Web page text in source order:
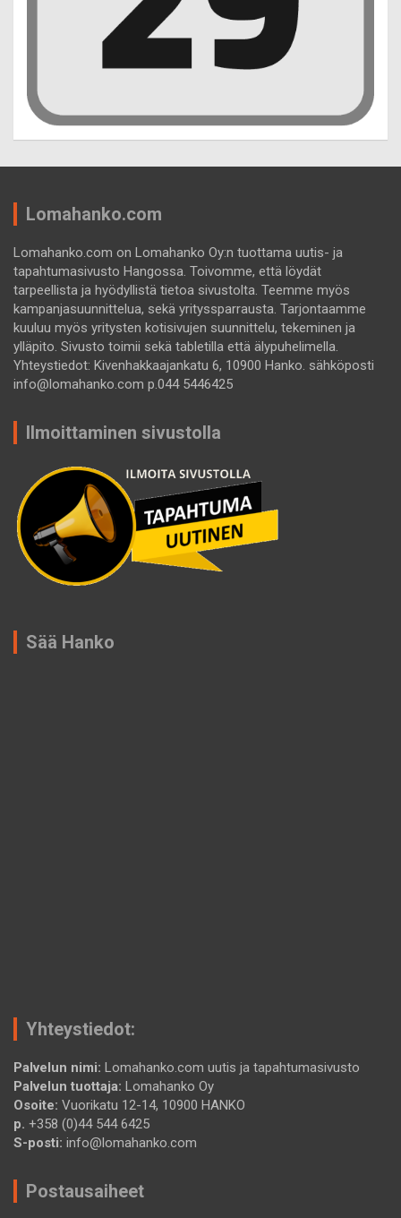
Lomahanko.com
Lomahanko.com on Lomahanko Oy:n tuottama uutis- ja
tapahtumasivusto Hangossa. Toivomme, että löydät
tarpeellista ja hyödyllistä tietoa sivustolta. Teemme myös
kampanjasuunnittelua, sekä yrityssparrausta. Tarjontaamme
kuuluu myös yritysten kotisivujen suunnittelu, tekeminen ja
ylläpito. Sivusto toimii sekä tabletilla että älypuhelimella.
Yhteystiedot: Kivenhakkaajankatu 6, 10900 Hanko. sähköposti
info@lomahanko.com p.044 5446425
Ilmoittaminen sivustolla
Sää Hanko
Yhteystiedot:
Palvelun nimi: Lomahanko.com uutis ja tapahtumasivusto
Palvelun tuottaja: Lomahanko Oy
Osoite: Vuorikatu 12-14, 10900 HANKO
p. +358 (0)44 544 6425
S-posti: info@lomahanko.com
Postausaiheet